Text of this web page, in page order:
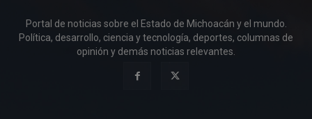
Portal de noticias sobre el Estado de Michoacán y el mundo.
Política, desarrollo, ciencia y tecnología, deportes, columnas de
opinión y demás noticias relevantes.